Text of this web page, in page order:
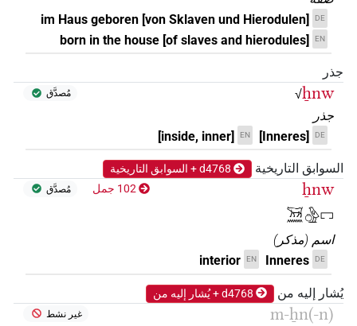
DE
im Haus geboren [von Sklaven und Hierodulen]
EN
born in the house [of slaves and hierodules]
جذر
√ẖnw مُصدَّق
جذر
DE
[Inneres]
EN
[inside, inner]
السوابق التاريخية d4768 + السوابق التاريخية
ẖnw
𓄚𓈖𓏌𓅱𓉐
102 جمل مُصدَّق
اسم (مذكر)
DE
Inneres
EN
interior
يُشار إليه من d4768 + يُشار إليه من
m-ẖn(-n) غير نشط